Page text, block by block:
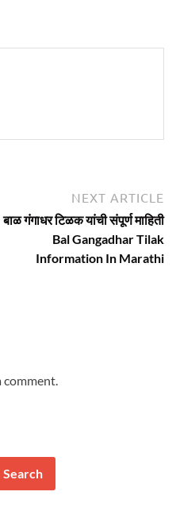
NEXT ARTICLE
बाळ गंगाधर टिळक यांची संपूर्ण माहिती
Bal Gangadhar Tilak
Information In Marathi
comment.
Search